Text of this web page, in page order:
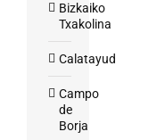
Bizkaiko
Txakolina
Calatayud
Campo
de
Borja